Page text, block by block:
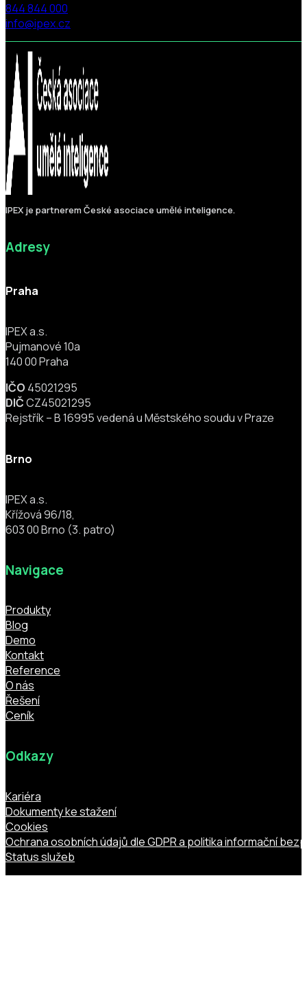
844 844 000
info@ipex.cz
Follow us on Facebook
Follow us on X
Follow us on LinkedIn
Follow us on LinkedIn
IPEX je partnerem České asociace umělé inteligence.
Adresy
Praha
IPEX a.s.
Pujmanové 10a
140 00 Praha
IČO 45021295
DIČCZ45021295
Rejstřík – B 16995 vedená u Městského soudu v Praze
Brno
IPEX a.s.
Křížová 96/18,
603 00 Brno (3. patro)
Navigace
Produkty
Blog
Demo
Kontakt
Reference
O nás
Řešení
Ceník
Odkazy
Kariéra
Dokumenty ke stažení
Cookies
Ochrana osobních údajů dle GDPR a politika informační
Status služeb